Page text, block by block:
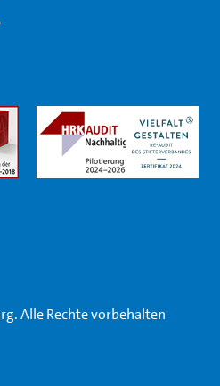
Alle Rechte vorbehalten